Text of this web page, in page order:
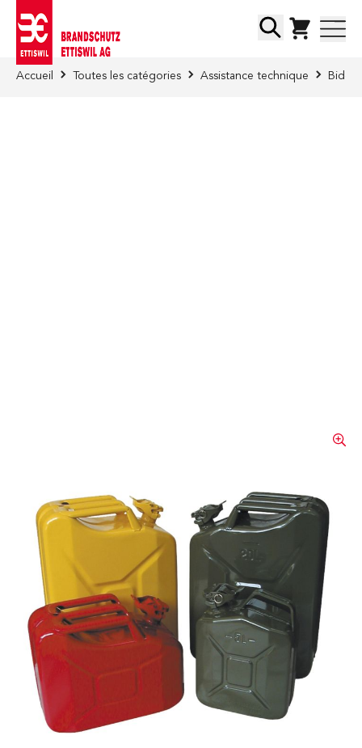
Chercher
Accueil Toutes les catégories Assistance technique
BIDON D'ESSENCE EN
TÔLE D'ACIER
Empilable, homologation UN, pour le
transport de marchandises dangereuses
selon GGVS.